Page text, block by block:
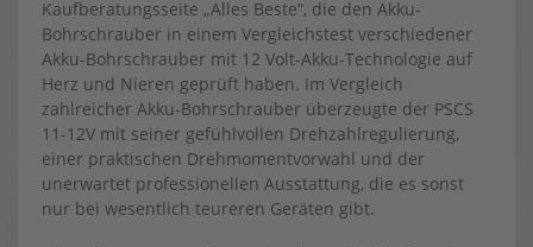
Kaufberatungsseite „Alles Beste“, die den Akku-
Bohrschrauber in einem Vergleichstest verschiedener
Akku-Bohrschrauber mit 12 Volt-Akku-Technologie auf
Herz und Nieren geprüft haben. Im Vergleich
zahlreicher Akku-Bohrschrauber überzeugte der PSCS
11-12V mit seiner gefühlvollen Drehzahlregulierung,
einer praktischen Drehmomentvorwahl und der
unerwartet professionellen Ausstattung, die es sonst
nur bei wesentlich teureren Geräten gibt.